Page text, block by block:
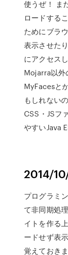
使うぜ！ ま
ロードする
ためにブラ
表示させた
にアクセス
Mojarra以外
MyFacesと
もしれない
CSS・JSフ
やすいJava
2014/
プログラミ
て非同期処
イトを作る
ードせず表
覚えておき